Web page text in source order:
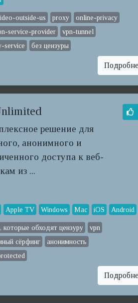
outside-us proxy
online-privacy
service-provider
vpn-tunnel
service без цензуры
решение для
анонимного и
доступа к веб-
из ...
Apple TV Windows Mac iOS Android
которые обходят цензуру
vpn
сёрфинг
анонимность